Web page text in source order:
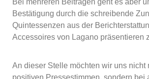
Bei mehreren Beiträgen geht es aber
Bestätigung durch die schreibende
Quintessenzen aus der
Accessoires von Lagano präsentieren
An dieser Stelle möchten wir uns nicht
positiven Pressestimmen, sondern bei